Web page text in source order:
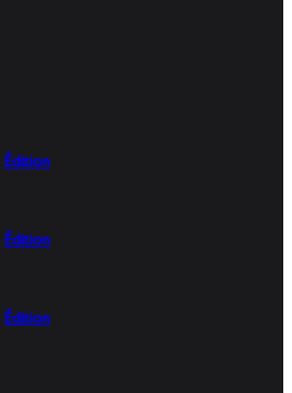
Édition
Édition
Édition